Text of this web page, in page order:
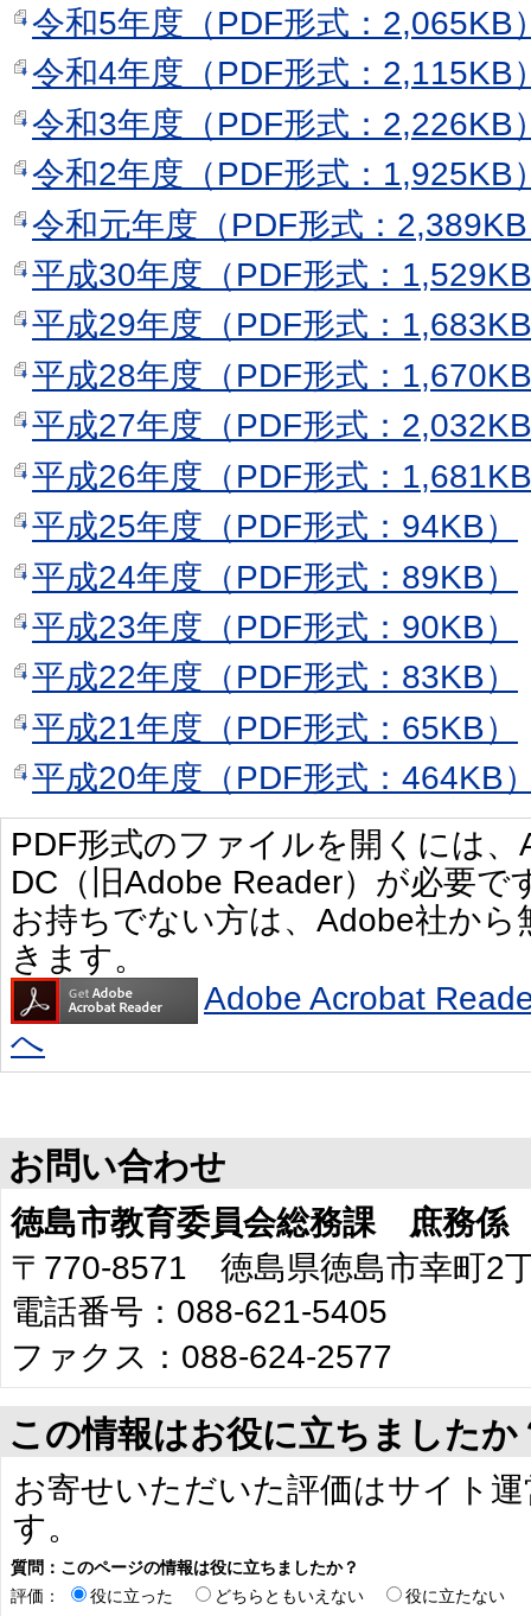
令和5年度（PDF形式：2,065KB
令和4年度（PDF形式：2,115KB
令和3年度（PDF形式：2,226KB
令和2年度（PDF形式：1,925KB
令和元年度（PDF形式：
平成30年度（PDF形式：
平成29年度（PDF形式：
平成28年度（PDF形式：
平成27年度（PDF形式：
平成26年度（PDF形式：
平成25年度（PDF形式：94KB）
平成24年度（PDF形式：89KB）
平成23年度（PDF形式：90KB）
平成22年度（PDF形式：83KB）
平成21年度（PDF形式：65KB）
平成20年度（PDF形式：464KB
PDF形式のファイルを開くには
DC（旧Adobe Reader）が必要で
お持ちでない方は、Adobe社か
きます。
Adobe Acrobat
へ
お問い合わせ
徳島市教育委員会総務課 庶務係
〒770-8571 徳島県徳島市幸町2
電話番号：088-621-5405
ファクス：088-624-2577
この情報はお役に立ちましたか
お寄せいただいた評価はサイト
す。
質問：このページの情報は役に立ちましたか？
評価：
役に立った どちらともいえない
役に立たない